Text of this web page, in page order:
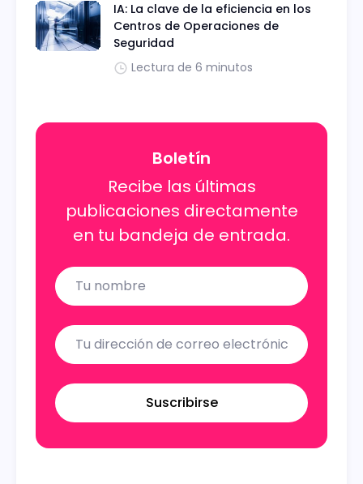
IA: La clave de la eficiencia en los
Centros de Operaciones de
Seguridad
Lectura de 6 minutos
Boletín
Recibe las últimas
publicaciones directamente
en tu bandeja de entrada.
Name
Email
Suscribirse